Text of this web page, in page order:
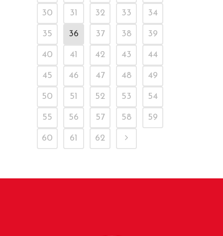
30 31 32 33 34
35 36 37 38 39
40 41 42 43 44
45 46 47 48 49
50 51 52 53 54
55 56 57 58 59
60 61 62